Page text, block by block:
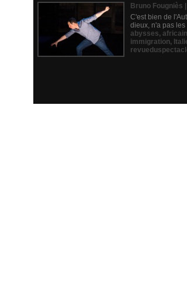
Bruno Fougniès
C'est bien de
dieux, n'a pas
abysses, africain
immigration,